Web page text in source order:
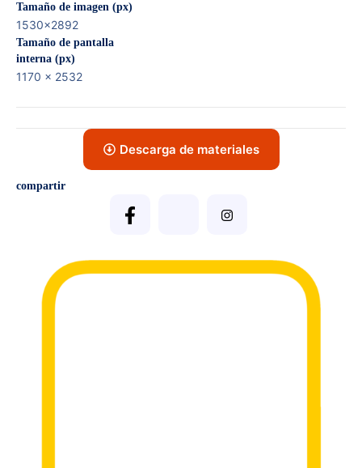
Tamaño de imagen (px)
1530×2892
Tamaño de pantalla
interna (px)
1170 x 2532
Descarga de materiales
compartir